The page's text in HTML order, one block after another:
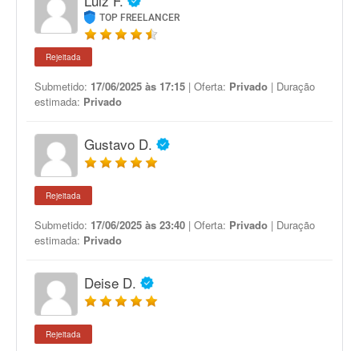
TOP FREELANCER
Rejeitada
Submetido: 17/06/2025 às 17:15 | Oferta: Privado | Duração
estimada: Privado
Gustavo D.
Rejeitada
Submetido: 17/06/2025 às 23:40 | Oferta: Privado | Duração
estimada: Privado
Deise D.
Rejeitada